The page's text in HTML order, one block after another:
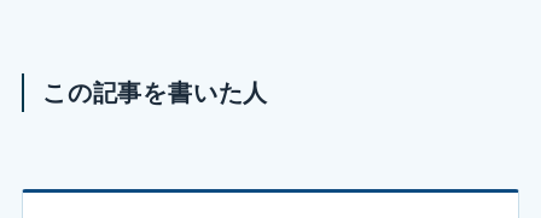
この記事を書いた人